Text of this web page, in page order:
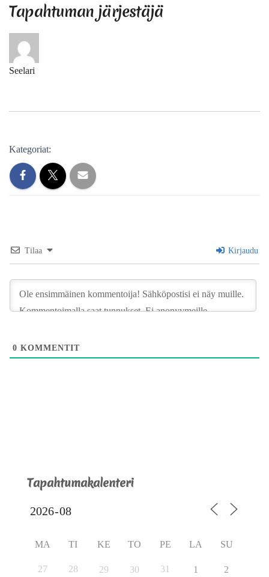
Tapahtuman järjestäjä
Seelari
Kategoriat:
Tilaa Kirjaudu
0 KOMMENTIT
Tapahtumakalenteri
MA TI KE TO PE LA SU
27 28 29 30 31 1 2